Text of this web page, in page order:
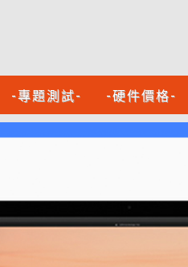
-專題測試- -硬件價格-